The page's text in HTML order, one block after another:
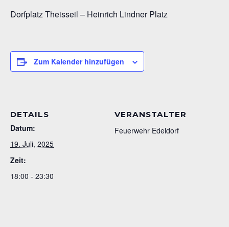
Dorfplatz Theisseil – Heinrich Lindner Platz
Zum Kalender hinzufügen
DETAILS
Datum:
19. Juli, 2025
Zeit:
18:00 - 23:30
VERANSTALTER
Feuerwehr Edeldorf